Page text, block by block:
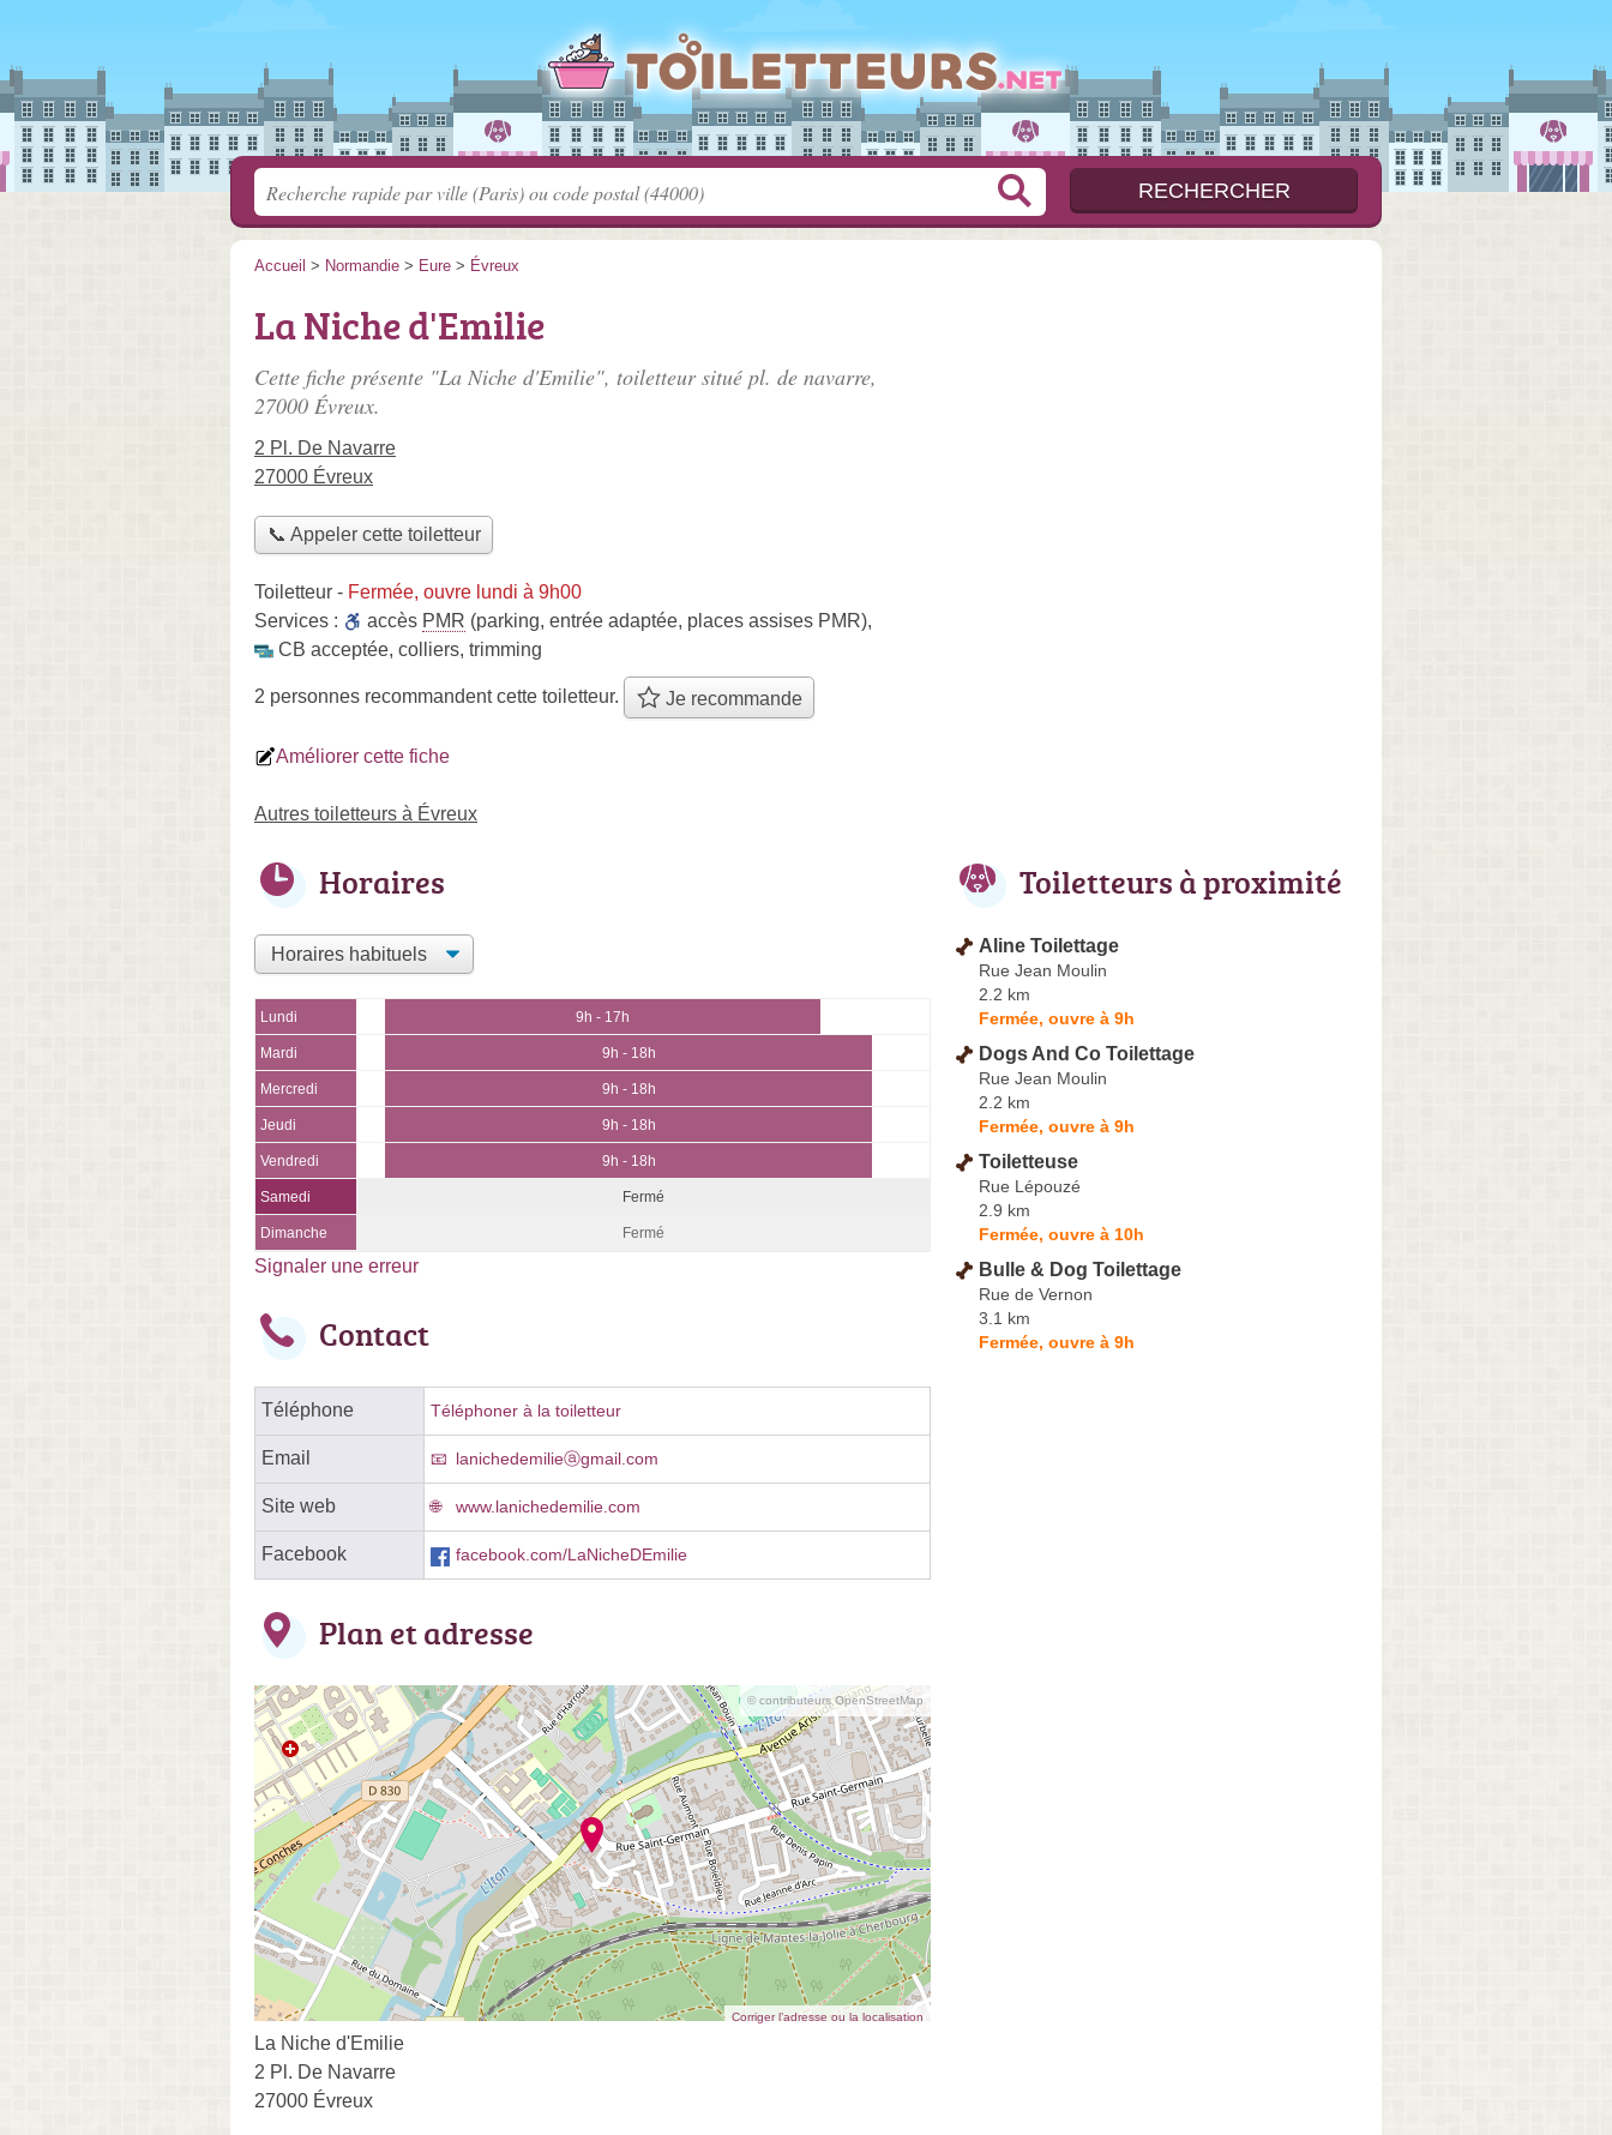
Accueil > Normandie > Eure > Évreux
La Niche d'Emilie
Cette fiche présente "La Niche d'Emilie", toiletteur situé pl. de navarre,
27000 Évreux.
2 Pl. De Navarre
27000 Évreux
📞 Appeler cette toiletteur
Toiletteur - Fermée, ouvre lundi à 9h00
Services :
accès PMR (parking, entrée adaptée, places assises PMR),
CB acceptée, colliers, trimming
2 personnes recommandentcette toiletteur. Je recommande
Améliorer cette fiche
Autres toiletteurs à Évreux
Horaires
Lundi 9h - 17h
Mardi 9h - 18h
Mercredi 9h - 18h
Jeudi 9h - 18h
Vendredi 9h - 18h
Samedi Fermé
Dimanche Fermé
Signaler une erreur
Contact
Téléphone Téléphoner à la toiletteur
Email lanichedemilieⓐgmail.com
Site web www.lanichedemilie.com
Facebook facebook.com/LaNicheDEmilie
Plan et adresse
© contributeurs OpenStreetMap
Corriger l’adresse ou la localisation
La Niche d'Emilie
2 Pl. De Navarre
27000 Évreux
Toiletteurs à proximité
Aline Toilettage
Rue Jean Moulin
2.2 km
Fermée, ouvre à 9h
Dogs And Co Toilettage
Rue Jean Moulin
2.2 km
Fermée, ouvre à 9h
Toiletteuse
Rue Lépouzé
2.9 km
Fermée, ouvre à 10h
Bulle & Dog Toilettage
Rue de Vernon
3.1 km
Fermée, ouvre à 9h